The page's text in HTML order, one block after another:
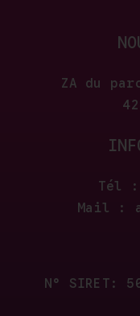
ZA du
Tél :
Mail :
N° SIRET: